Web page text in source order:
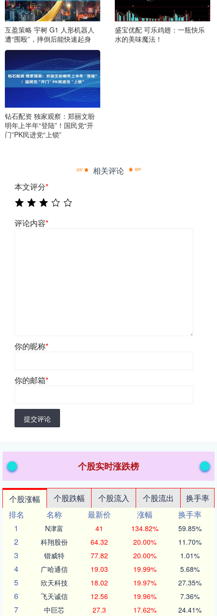
互盈策略 宇树 G1 人形机器人
遭“围殴”，摔倒后能快速起身
盛宝优配 可乐鸡翅：一瓶快乐
水的美味魔法！
钻石配资 独家观察：郑丽文盼
明年上半年“登陆”！国民党“开
门”PK民进党“上锁”
相关评论
本文评分*
评论内容*
你的昵称*
你的邮箱*
提交评论
个股实时涨跌榜
个股涨幅 个股跌幅 个股流入 个股流出
换手率
排名
名称 最新价 涨幅
换手率
1
N津富 41 134.82% 59.85%
2 科翔股份 64.32 20.00% 11.70%
3 锴威特 77.82 20.00% 1.01%
4 广哈通信 19.03 19.99% 5.68%
5 欣天科技 18.02 19.97% 27.35%
6 飞天诚信 12.56 19.96% 7.36%
7 中巨芯 27.3 17.62% 24.41%